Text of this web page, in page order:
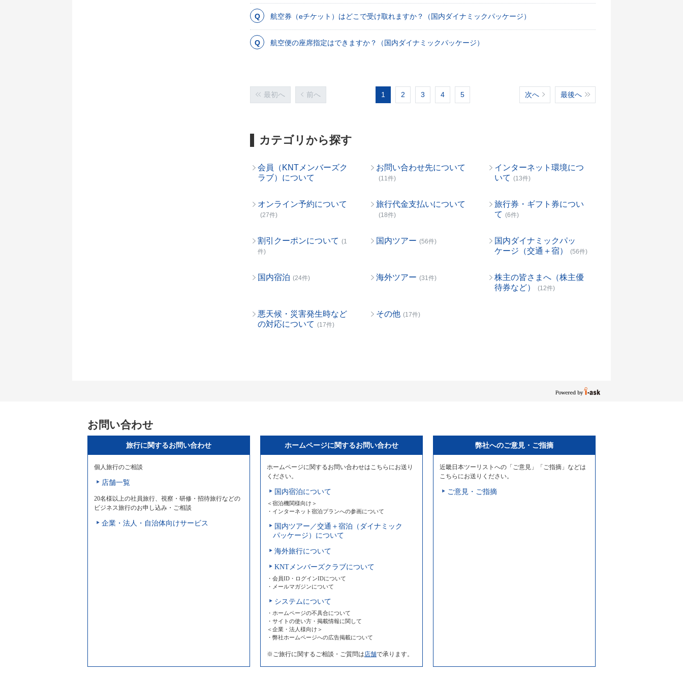
航空券（eチケット）はどこで受け取れますか？（国内ダイナミックパッケージ）
航空便の座席指定はできますか？（国内ダイナミックパッケージ）
最初へ 前へ 1 2 3 4 5 次へ 最後へ
カテゴリから探す
会員（KNTメンバーズク
ラブ）について
お問い合わせ先について
(11件)
インターネット環境につ
いて (13件)
オンライン予約について
(27件)
旅行代金支払いについて
(18件)
旅行券・ギフト券につい
て (6件)
割引クーポンについて (1
件)
国内ツアー (56件)
国内ダイナミックパッ
ケージ（交通＋宿）
(56件)
国内宿泊 (24件) 海外ツアー (31件)
株主の皆さまへ（株主優
待券など）
(12件)
悪天候・災害発生時など
の対応について (17件)
その他 (17件)
お問い合わせ
旅行に関するお問い合わせ
個人旅行のご相談
店舗一覧
20名様以上の社員旅行、視察・研修・招待旅行などの
ビジネス旅行のお申し込み・ご相談
企業・法人・自治体向けサービス
ホームページに関するお問い合わせ
ホームページに関するお問い合わせはこちらにお送り
ください。
国内宿泊について
＜宿泊機関様向け＞
・インターネット宿泊プランへの参画について
国内ツアー／交通＋宿泊（ダイナミック
パッケージ）について
海外旅行について
KNTメンバーズクラブについて
・会員ID・ログインIDについて
・メールマガジンについて
システムについて
・ホームページの不具合について
・サイトの使い方・掲載情報に関して
＜企業・法人様向け＞
・弊社ホームページへの広告掲載について
※ご旅行に関するご相談・ご質問は店舗で承ります。
弊社へのご意見・ご指摘
近畿日本ツーリストへの「ご意見」「ご指摘」などは
こちらにお送りください。
ご意見・ご指摘